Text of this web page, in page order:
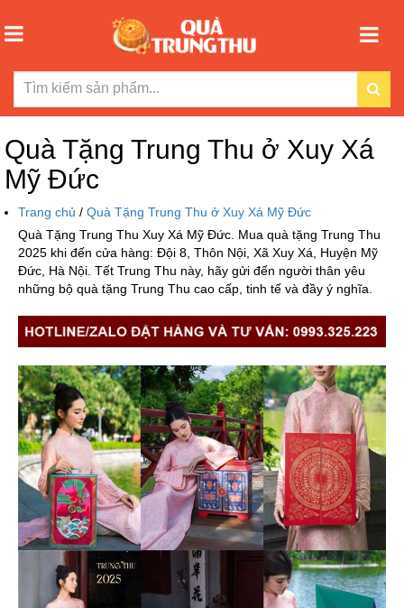
Quà Tặng Trung Thu ở Xuy Xá
Mỹ Đức
Trang chủ / Quà Tặng Trung Thu ở Xuy Xá Mỹ Đức
Quà Tặng Trung Thu Xuy Xá Mỹ Đức. Mua quà tặng Trung Thu
2025 khi đến cửa hàng: Đội 8, Thôn Nội, Xã Xuy Xá, Huyện Mỹ
Đức, Hà Nội. Tết Trung Thu này, hãy gửi đến người thân yêu
những bộ quà tặng Trung Thu cao cấp, tinh tế và đầy ý nghĩa.